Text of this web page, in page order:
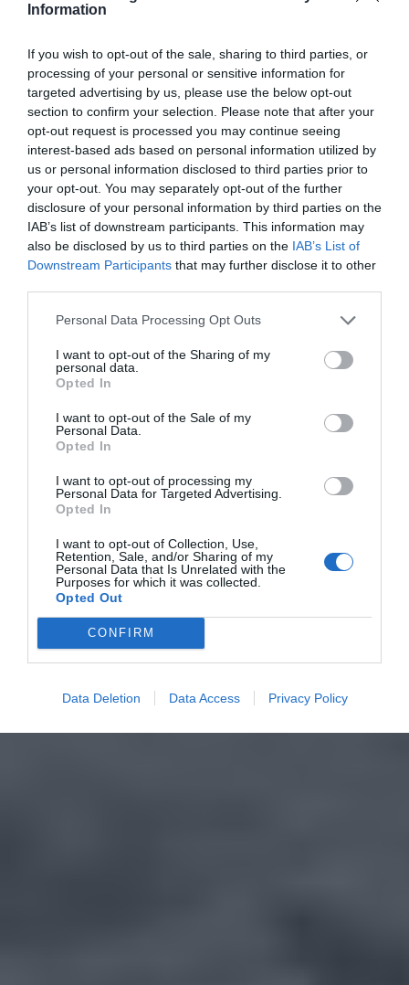
Information
If you wish to opt-out of the sale, sharing to third parties, or
processing of your personal or sensitive information for
targeted advertising by us, please use the below opt-out
section to confirm your selection. Please note that after your
opt-out request is processed you may continue seeing
interest-based ads based on personal information utilized by
us or personal information disclosed to third parties prior to
your opt-out. You may separately opt-out of the further
disclosure of your personal information by third parties on the
IAB’s list of downstream participants. This information may
also be disclosed by us to third parties on the IAB’s List of
Downstream Participants that may further disclose it to other
Personal Data Processing Opt Outs
I want to opt-out of the Sharing of my
personal data.
Opted In
I want to opt-out of the Sale of my
Personal Data.
Opted In
I want to opt-out of processing my
Personal Data for Targeted Advertising.
Opted In
I want to opt-out of Collection, Use,
Retention, Sale, and/or Sharing of my
Personal Data that Is Unrelated with the
Purposes for which it was collected.
Opted Out
CONFIRM
Data Deletion Data Access Privacy Policy